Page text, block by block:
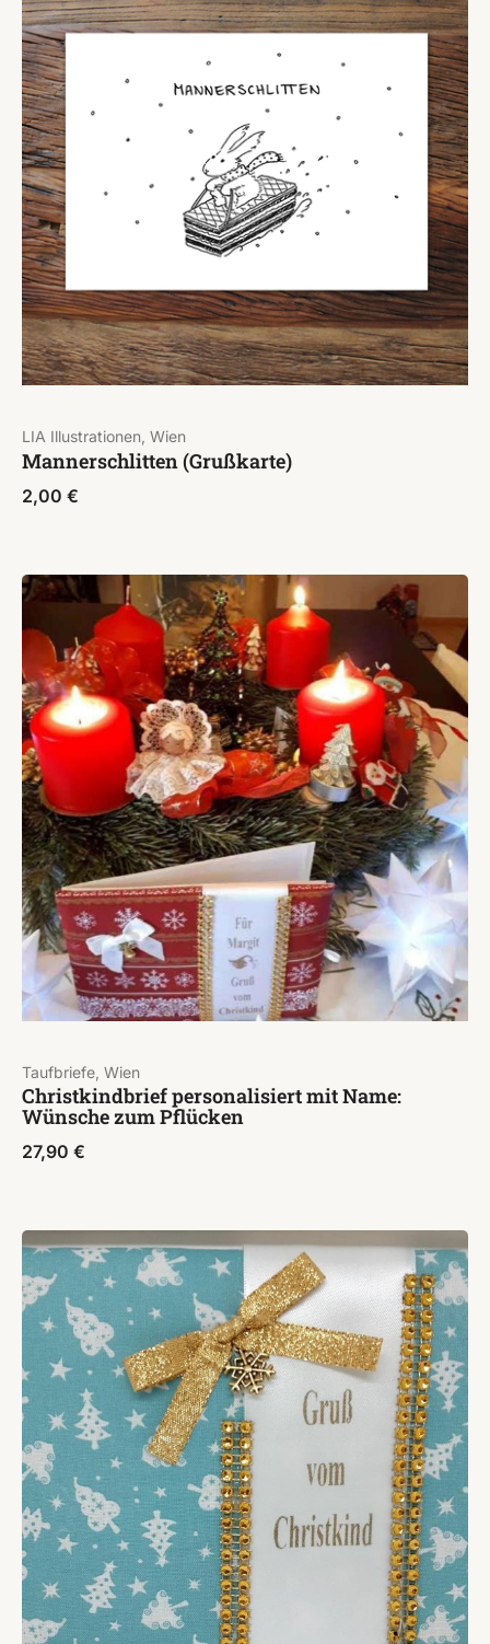
LIA Illustrationen, Wien
Mannerschlitten (Grußkarte)
2,00 €
Taufbriefe, Wien
Christkindbrief personalisiert mit Name:
Wünsche zum Pflücken
27,90 €